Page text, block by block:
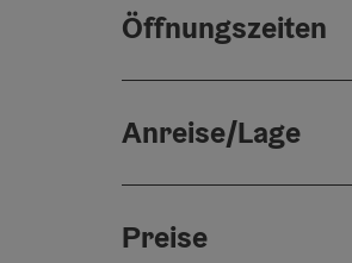
Öffnungszeiten
Anreise/Lage
Preise